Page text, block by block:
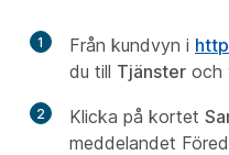
1 Från kundvyn i
du till Tjänster och
2 Klicka på kortet
meddelandet